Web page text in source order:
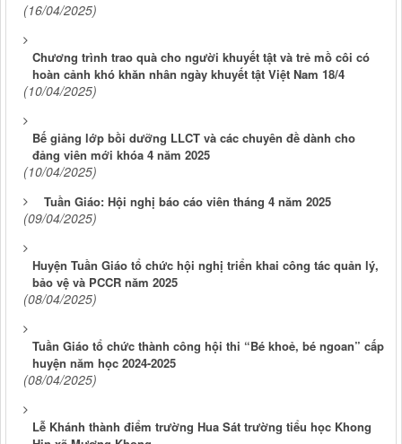
(16/04/2025)
Chương trình trao quà cho người khuyết tật và trẻ mồ côi có
hoàn cảnh khó khăn nhân ngày khuyết tật Việt Nam 18/4
(10/04/2025)
Bế giảng lớp bồi dưỡng LLCT và các chuyên đề dành cho
đảng viên mới khóa 4 năm 2025
(10/04/2025)
Tuần Giáo: Hội nghị báo cáo viên tháng 4 năm 2025
(09/04/2025)
Huyện Tuần Giáo tổ chức hội nghị triển khai công tác quản lý,
bảo vệ và PCCR năm 2025
(08/04/2025)
Tuần Giáo tổ chức thành công hội thi “Bé khoẻ, bé ngoan” cấp
huyện năm học 2024-2025
(08/04/2025)
Lễ Khánh thành điểm trường Hua Sát trường tiểu học Khong